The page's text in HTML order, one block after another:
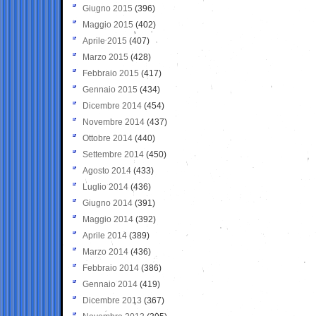
Giugno 2015 (396)
Maggio 2015 (402)
Aprile 2015 (407)
Marzo 2015 (428)
Febbraio 2015 (417)
Gennaio 2015 (434)
Dicembre 2014 (454)
Novembre 2014 (437)
Ottobre 2014 (440)
Settembre 2014 (450)
Agosto 2014 (433)
Luglio 2014 (436)
Giugno 2014 (391)
Maggio 2014 (392)
Aprile 2014 (389)
Marzo 2014 (436)
Febbraio 2014 (386)
Gennaio 2014 (419)
Dicembre 2013 (367)